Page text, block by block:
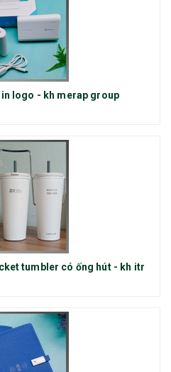
logo - kh merap group
tumbler có ống hút - kh itr